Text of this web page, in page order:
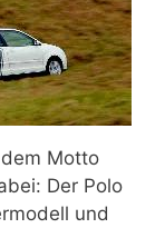
Motto
Der Polo
und